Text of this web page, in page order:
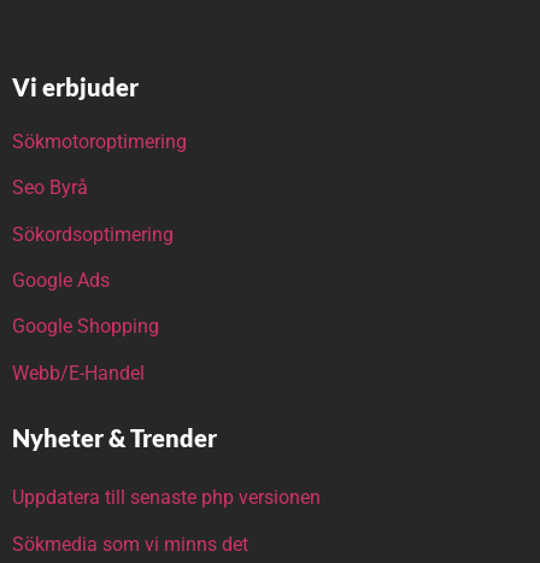
Vi erbjuder
Sökmotoroptimering
Seo Byrå
Sökordsoptimering
Google Ads
Google Shopping
Webb/E-Handel
Nyheter & Trender
Uppdatera till senaste php versionen
Sökmedia som vi minns det